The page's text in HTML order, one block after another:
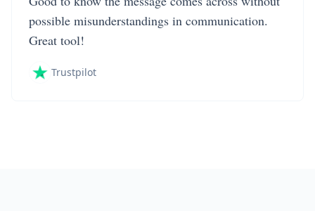
possible misunderstandings in communication.
Great tool!
Trustpilot